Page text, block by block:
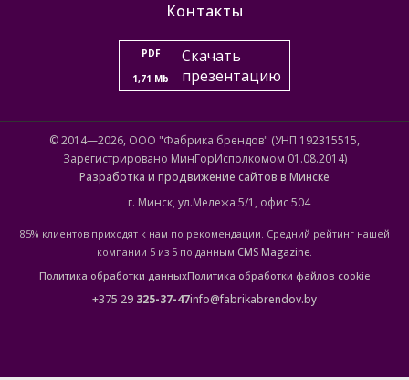
Контакты
PDF
1,71 Mb
Скачать
презентацию
© 2014—2026, ООО "Фабрика брендов" (УНП 192315515,
Зарегистрировано МинГорИсполкомом 01.08.2014)
Разработка и продвижение сайтов в Минске
г. Минск, ул.Мележа 5/1, офис 504
85% клиентов приходят к нам по рекомендации. Средний рейтинг нашей
компании 5 из 5 по данным CMS Magazine.
Политика обработки данныхПолитика обработки файлов cookie
+375 29 325-37-47info@fabrikabrendov.by